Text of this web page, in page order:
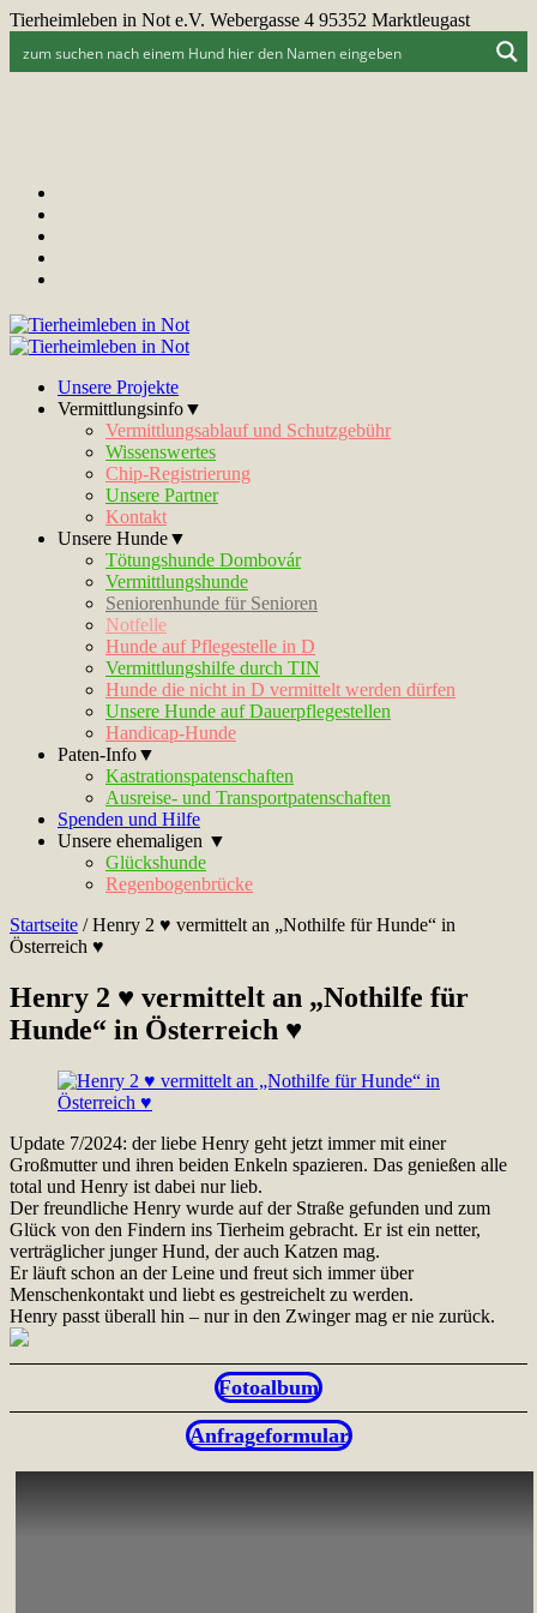
Tierheimleben in Not e.V. Webergasse 4 95352 Marktleugast
Unsere Projekte
Vermittlungsinfo▼
Vermittlungsablauf und Schutzgebühr
Wissenswertes
Chip-Registrierung
Unsere Partner
Kontakt
Unsere Hunde▼
Tötungshunde Dombovár
Vermittlungshunde
Seniorenhunde für Senioren
Notfelle
Hunde auf Pflegestelle in D
Vermittlungshilfe durch TIN
Hunde die nicht in D vermittelt werden dürfen
Unsere Hunde auf Dauerpflegestellen
Handicap-Hunde
Paten-Info▼
Kastrationspatenschaften
Ausreise- und Transportpatenschaften
Spenden und Hilfe
Unsere ehemaligen ▼
Glückshunde
Regenbogenbrücke
Startseite /Henry 2 ♥ vermittelt an „Nothilfe für Hunde“ in
Österreich ♥
Henry 2 ♥ vermittelt an „Nothilfe für
Hunde“ in Österreich ♥
Update 7/2024: der liebe Henry geht jetzt immer mit einer
Großmutter und ihren beiden Enkeln spazieren. Das genießen alle
total und Henry ist dabei nur lieb.
Der freundliche Henry wurde auf der Straße gefunden und zum
Glück von den Findern ins Tierheim gebracht. Er ist ein netter,
verträglicher junger Hund, der auch Katzen mag.
Er läuft schon an der Leine und freut sich immer über
Menschenkontakt und liebt es gestreichelt zu werden.
Henry passt überall hin – nur in den Zwinger mag er nie zurück.
Fotoalbum
Anfrageformular